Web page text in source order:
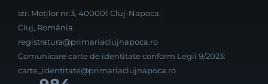
str. Moților nr.3, 400001 Cluj-Napoca,
Cluj, România
registratura@primariaclujnapoca.ro
Comunicare carte de identitate conform Legii 9/2023:
carte_identitate@primariaclujnapoca.ro